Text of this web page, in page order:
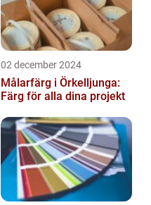
02 december 2024
Målarfärg i Örkelljunga:
Färg för alla dina projekt